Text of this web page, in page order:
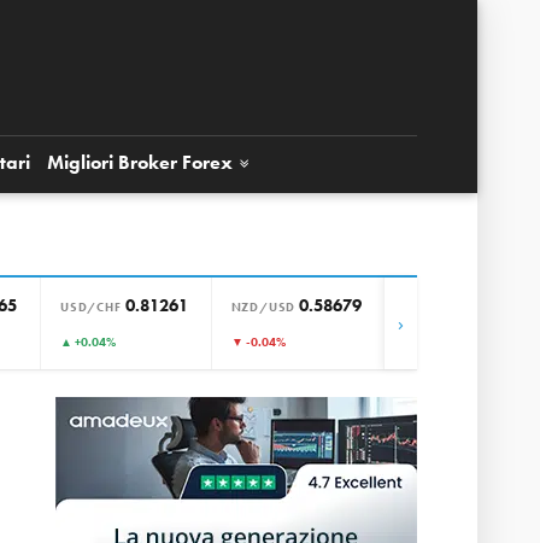
Migliori Broker Forex
USD/CHF 0.81261
▲ +0.04%
NZD/USD 0.58679
▼ -0.04%
›